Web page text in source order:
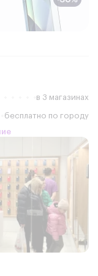
в 3 магазинах
бесплатно по городу